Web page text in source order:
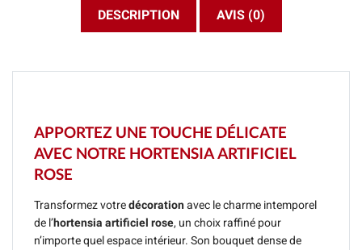
DESCRIPTION AVIS (0)
APPORTEZ UNE TOUCHE DÉLICATE
AVEC NOTRE HORTENSIA ARTIFICIEL
ROSE
Transformez votredécorationavec le charme intemporel
de l’hortensia artificiel rose, un choix raffiné pour
n’importe quel espace intérieur. Son bouquet dense de